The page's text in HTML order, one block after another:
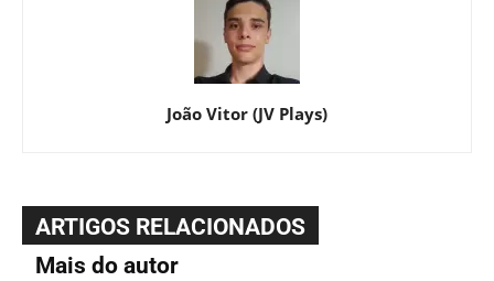
João Vitor (JV Plays)
ARTIGOS RELACIONADOS
Mais do autor